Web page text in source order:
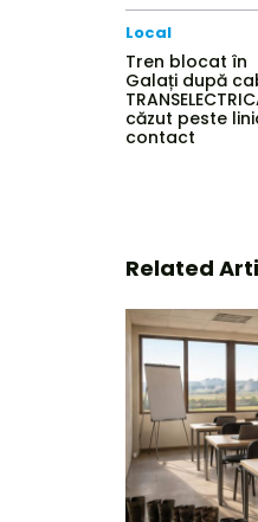
Local
Tren blocat în
Galați după
căzut peste
contact
Related